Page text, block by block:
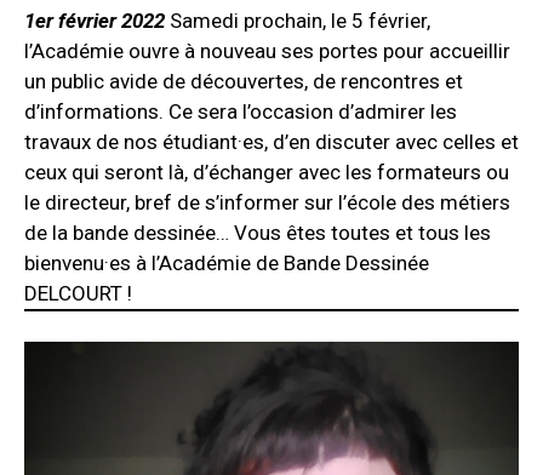
1er février 2022 Samedi prochain, le 5 février,
l’Académie ouvre à nouveau ses portes pour accueillir
un public avide de découvertes, de rencontres et
d’informations. Ce sera l’occasion d’admirer les
travaux de nos étudiant·es, d’en discuter avec celles et
ceux qui seront là, d’échanger avec les formateurs ou
le directeur, bref de s’informer sur l’école des métiers
de la bande dessinée… Vous êtes toutes et tous les
bienvenu·es à l’Académie de Bande Dessinée
DELCOURT !